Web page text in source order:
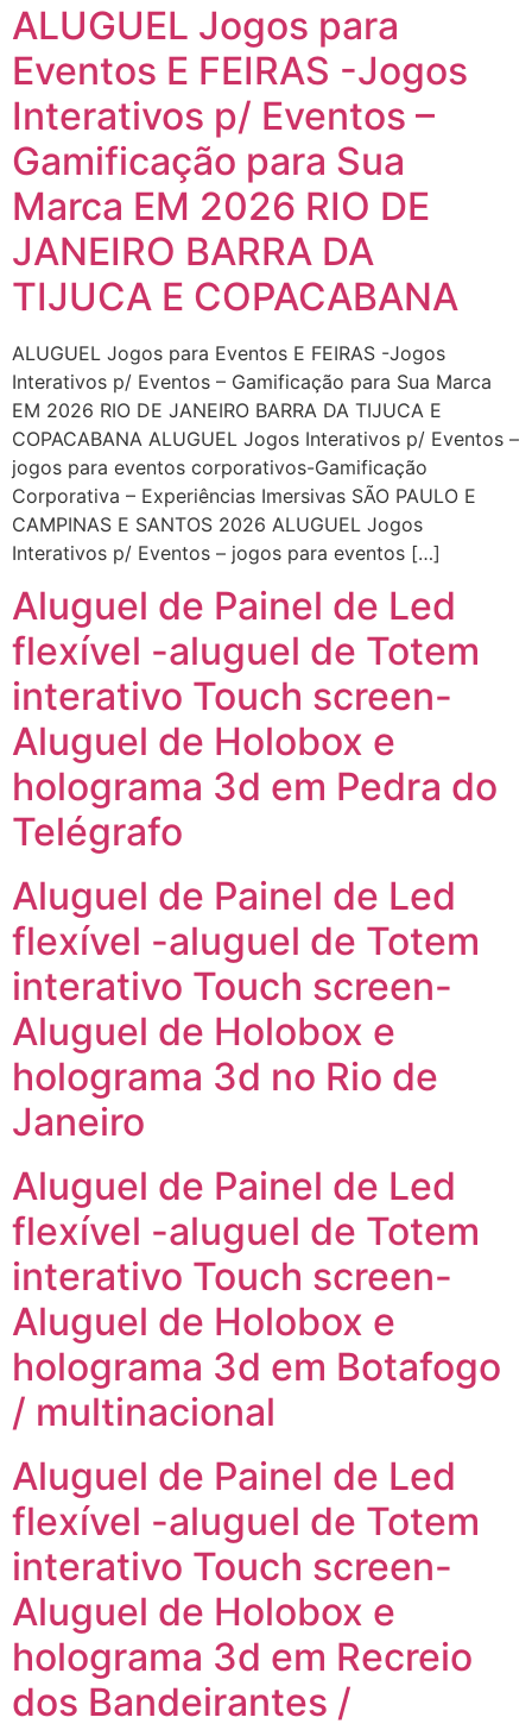
ALUGUEL Jogos para
Eventos E FEIRAS -Jogos
Interativos p/ Eventos –
Gamificação para Sua
Marca EM 2026 RIO DE
JANEIRO BARRA DA
TIJUCA E COPACABANA
ALUGUEL Jogos para Eventos E FEIRAS -Jogos
Interativos p/ Eventos – Gamificação para Sua Marca
EM 2026 RIO DE JANEIRO BARRA DA TIJUCA E
COPACABANA ALUGUEL Jogos Interativos p/ Eventos –
jogos para eventos corporativos-Gamificação
Corporativa – Experiências Imersivas SÃO PAULO E
CAMPINAS E SANTOS 2026 ALUGUEL Jogos
Interativos p/ Eventos – jogos para eventos […]
Aluguel de Painel de Led
flexível -aluguel de Totem
interativo Touch screen-
Aluguel de Holobox e
holograma 3d em Pedra do
Telégrafo
Aluguel de Painel de Led
flexível -aluguel de Totem
interativo Touch screen-
Aluguel de Holobox e
holograma 3d no Rio de
Janeiro
Aluguel de Painel de Led
flexível -aluguel de Totem
interativo Touch screen-
Aluguel de Holobox e
holograma 3d em Botafogo
/ multinacional
Aluguel de Painel de Led
flexível -aluguel de Totem
interativo Touch screen-
Aluguel de Holobox e
holograma 3d em Recreio
dos Bandeirantes /